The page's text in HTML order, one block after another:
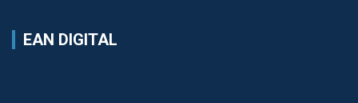
EAN DIGITAL